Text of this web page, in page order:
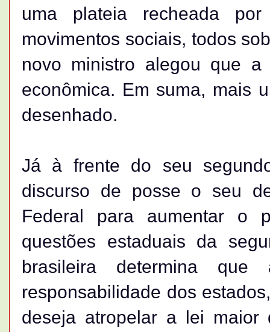
uma plateia recheada por
movimentos sociais, todos
novo ministro alegou que
econômica. Em suma, mais
desenhado.
Já à frente do seu
discurso de posse o seu
Federal para aumentar o
questões estaduais da
brasileira determina
responsabilidade dos
deseja atropelar a lei